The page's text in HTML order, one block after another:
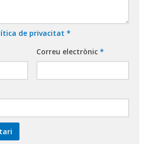
de privacitat *
Correu electrònic *